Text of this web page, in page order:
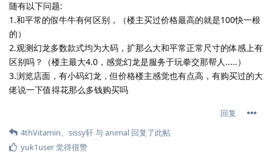
随有以下问题:
1.和平常的假牛牛有何区别，（楼主买过价格最高的就是100快一根
的）
2.观测幻龙多数款式均为大码，扩那么大和平常正常尺寸的体感上有
区别吗？（楼主最大4.0，感觉幻龙是服务于玩拳交那帮人.....）
3.浏览店面，有小码幻龙，但价格楼主感觉也有点高，有购买过的大
佬说一下值得花那么多钱购买吗
回复
4thVitamin、 sissy轩与animal 回复了此帖
yuk1user觉得很赞